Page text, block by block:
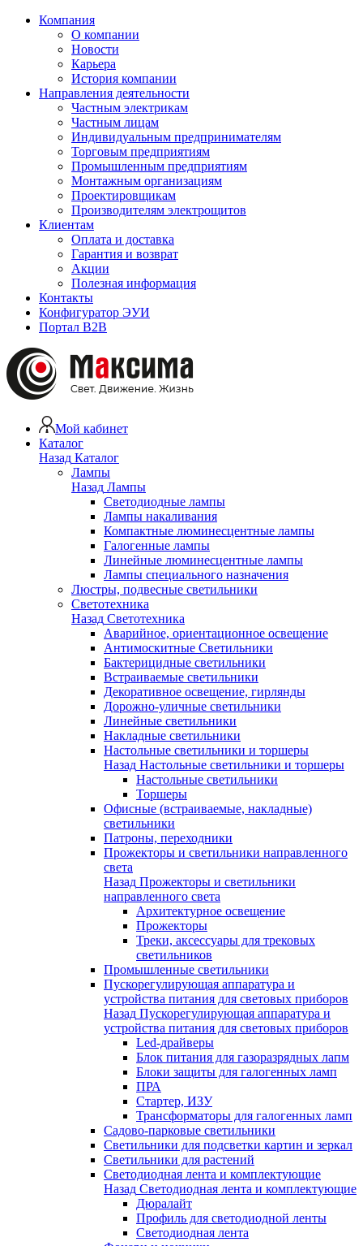
Компания
О компании
Новости
Карьера
История компании
Направления деятельности
Частным электрикам
Частным лицам
Индивидуальным предпринимателям
Торговым предприятиям
Промышленным предприятиям
Монтажным организациям
Проектировщикам
Производителям электрощитов
Клиентам
Оплата и доставка
Гарантия и возврат
Акции
Полезная информация
Контакты
Конфигуратор ЭУИ
Портал B2B
Мой кабинет
Каталог
Назад Каталог
Лампы
Назад Лампы
Светодиодные лампы
Лампы накаливания
Компактные люминесцентные лампы
Галогенные лампы
Линейные люминесцентные лампы
Лампы специального назначения
Люстры, подвесные светильники
Светотехника
Назад Светотехника
Аварийное, ориентационное освещение
Антимоскитные Светильники
Бактерицидные светильники
Встраиваемые светильники
Декоративное освещение, гирлянды
Дорожно-уличные светильники
Линейные светильники
Накладные светильники
Настольные светильники и торшеры
Назад Настольные светильники и торшеры
Настольные светильники
Торшеры
Офисные (встраиваемые, накладные)
светильники
Патроны, переходники
Прожекторы и светильники направленного
света
Назад Прожекторы и светильники
направленного света
Архитектурное освещение
Прожекторы
Треки, аксессуары для трековых
светильников
Промышленные светильники
Пускорегулирующая аппаратура и
устройства питания для световых приборов
Назад Пускорегулирующая аппаратура и
устройства питания для световых приборов
Led-драйверы
Блок питания для газоразрядных лапм
Блоки защиты для галогенных ламп
ПРА
Стартер, ИЗУ
Трансформаторы для галогенных ламп
Садово-парковые светильники
Светильники для подсветки картин и зеркал
Светильники для растений
Светодиодная лента и комплектующие
Назад Светодиодная лента и комплектующие
Дюралайт
Профиль для светодиодной ленты
Светодиодная лента